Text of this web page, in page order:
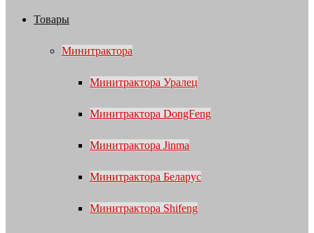
Товары
Минитрактора
Минитрактора Уралец
Минитрактора DongFeng
Минитрактора Jinma
Минитрактора Беларус
Минитрактора Shifeng